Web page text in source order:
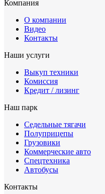
Компания
О компании
Видео
Контакты
Наши услуги
Выкуп техники
Комиссия
Кредит / лизинг
Наш парк
Седельные тягачи
Полуприцепы
Грузовики
Коммерческие авто
Спецтехника
Автобусы
Контакты